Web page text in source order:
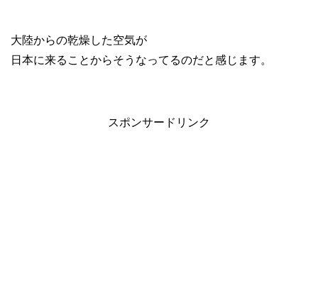
大陸からの乾燥した空気が
日本に来ることからそうなってるのだと感じます。
スポンサードリンク